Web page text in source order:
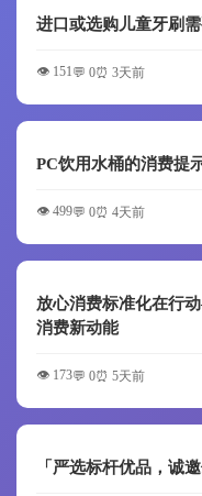
进口或选购儿童牙刷
👁️ 151💬 0⏰ 3天前
PC饮用水桶的消费提
👁️ 499💬 0⏰ 4天前
放心消费标准化在行
消费新动能
👁️ 173💬 0⏰ 5天前
「严选标杆优品，诚